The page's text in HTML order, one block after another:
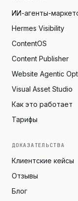
ИИ-агенты-
Hermes Visibility
ContentOS
Content Publisher
Website Agentic
Visual Asset Studio
Как это работает
Тарифы
ДОКАЗАТЕЛЬСТВА
Клиентские кейсы
Отзывы
Блог